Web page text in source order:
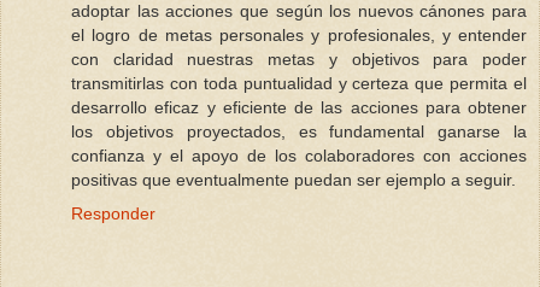
adoptar las acciones que según los nuevos cánones para
el logro de metas personales y profesionales, y entender
con claridad nuestras metas y objetivos para poder
transmitirlas con toda puntualidad y certeza que permita el
desarrollo eficaz y eficiente de las acciones para obtener
los objetivos proyectados, es fundamental ganarse la
confianza y el apoyo de los colaboradores con acciones
positivas que eventualmente puedan ser ejemplo a seguir.
Responder